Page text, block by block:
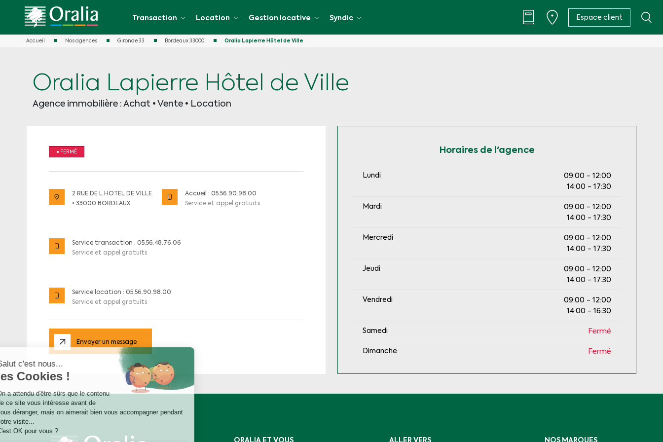
Espace client
Transaction
TRANSACTION
Estimateur Prix de vente
Location
LOCATION
Louer
Gestion locative
GESTION LOCATIVE
Faire gérer votre bien en gestion locative
Mandat loyer garanti
Syndic
SYNDIC
Accueil Nos agences Gironde 33 Bordeaux 33000 Oralia Lapierre Hôtel de Ville
Oralia Lapierre Hôtel de Ville
Agence immobilière : Achat • Vente • Location
● FERMÉ
2 RUE DE L HOTEL DE VILLE
• 33000 BORDEAUX
Accueil : 05.56.90.98.00
Service et appel gratuits
Service transaction : 05.56.48.76.06
Service et appel gratuits
Service location : 05.56.90.98.00
Service et appel gratuits
Envoyer un message
Horaires de l'agence
Lundi
09:00 - 12:00
14:00 - 17:30
Mardi
09:00 - 12:00
14:00 - 17:30
Mercredi
09:00 - 12:00
14:00 - 17:30
Jeudi
09:00 - 12:00
14:00 - 17:30
Vendredi
09:00 - 12:00
14:00 - 16:30
Samedi Fermé
Dimanche Fermé
ORALIA ET VOUS ALLER VERS NOS MARQUES